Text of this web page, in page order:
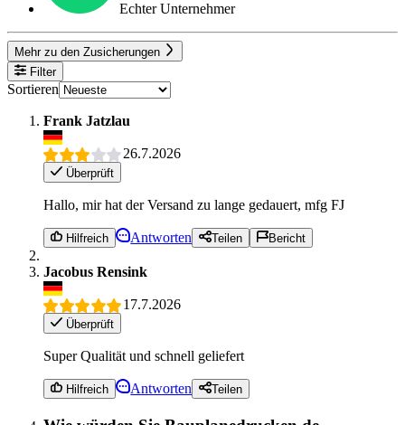
Echter Unternehmer
Mehr zu den Zusicherungen
Filter
Sortieren
Frank Jatzlau
26.7.2026
Überprüft
Hallo, mir hat der Versand zu lange gedauert, mfg FJ
Hilfreich Antworten Teilen Bericht
Jacobus Rensink
17.7.2026
Überprüft
Super Qualität und schnell geliefert
Hilfreich Antworten Teilen